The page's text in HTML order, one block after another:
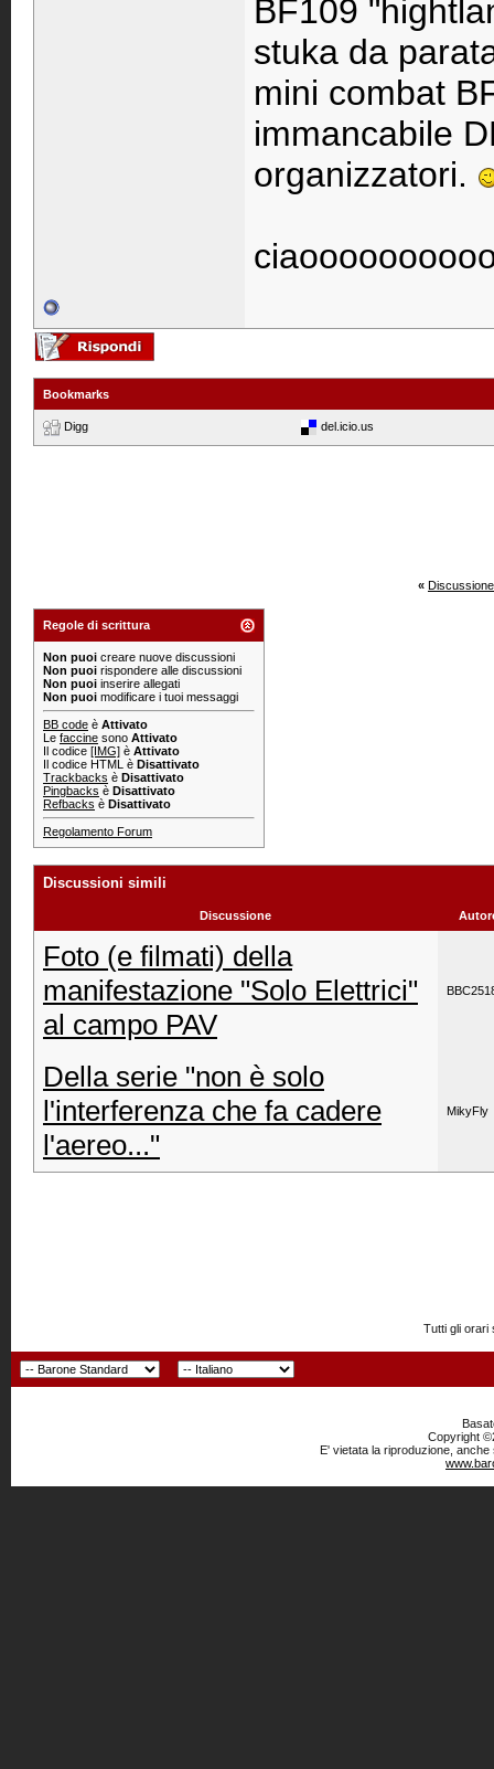
BF109
stuka da
mini combat
immancabile
organizzatori.
Bookmarks
Digg del.icio.us
«
Regole di scrittura
Non puoi creare nuove discussioni
Non puoi rispondere alle discussioni
Non puoi inserire allegati
Non puoi modificare i tuoi messaggi
BB code è Attivato
Le faccine sono Attivato
Il codice [IMG] è Attivato
Il codice HTML è Disattivato
Trackbacks è Disattivato
Pingbacks è Disattivato
Refbacks è Disattivato
Regolamento Forum
Discussioni simili
Discussione
Foto (e filmati) della
manifestazione "Solo Elettrici"
al campo PAV
Della serie "non è solo
l'interferenza che fa cadere
l'aereo..."
MikyFly
Tutti gli orari
Copyright
E' vietata la riproduzione,